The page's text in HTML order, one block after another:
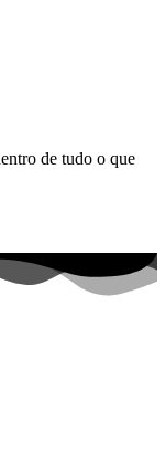
de tudo o que